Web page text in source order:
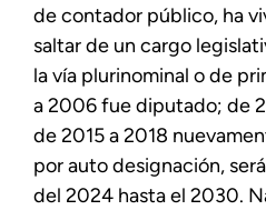
de contador público, ha
saltar de un cargo
la vía plurinominal o de
a 2006 fue diputado; de
de 2015 a 2018
por auto designación,
del 2024 hasta el 2030.